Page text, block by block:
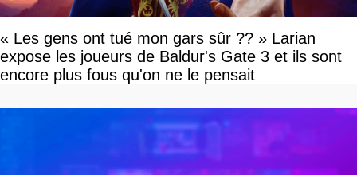
« Les gens ont tué mon gars sûr ?? » Larian
expose les joueurs de Baldur's Gate 3 et ils sont
encore plus fous qu'on ne le pensait